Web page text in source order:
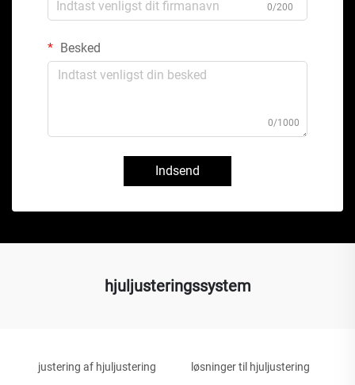
0/200
Besked
0/1000
Indsend
hjuljusteringssystem
justering af hjuljustering løsninger til hjuljustering